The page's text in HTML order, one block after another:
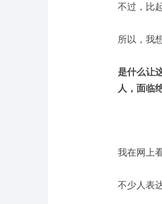
不过，比
所以，我
是什么让
人，面临
我在网上
不少人表